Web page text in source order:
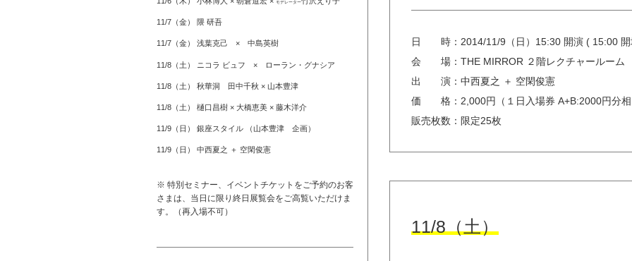
モデレーター
11/7（金） 隈 研吾
11/7（金） 浅葉克己 × 中島英樹
11/8（土） ニコラ ビュフ × ローラン・グナシア
11/8（土） 秋華洞 田中千秋 × 山本豊津
11/8（土） 樋口昌樹 × 大橋恵美 × 藤木洋介
11/9（日） 銀座スタイル （山本豊津 企画）
11/9（日） 中西夏之 ＋ 空閑俊憲
※ 特別セミナー、イベントチケットをご予約のお客
さまは、当日に限り終日展覧会をご高覧いただけま
す。（再入場不可）
日 時： 2014/11/9（日）15:30 開演 ( 15:00 開
会 場： THE MIRROR ２階レクチャールーム
出 演： 中西夏之 ＋ 空閑俊憲
価 格： 2,000円（１日入場券 A+B:2000円分相
販売枚数： 限定25枚
11/8（土）